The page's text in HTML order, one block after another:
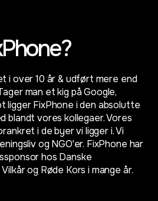
i over 10 år & udført mere end
man et kig på Google,
ligger FixPhone i den absolutte
blandt vores kollegaer. Vores
i de byer vi ligger i. Vi
og NGO'er. FixPhone har
hos Danske
og Røde Kors i mange år.